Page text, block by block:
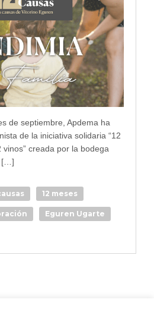
de septiembre, Apdema ha
de la iniciativa solidaria “12
creada por la bodega
[…]
12 meses
Eguren Ugarte